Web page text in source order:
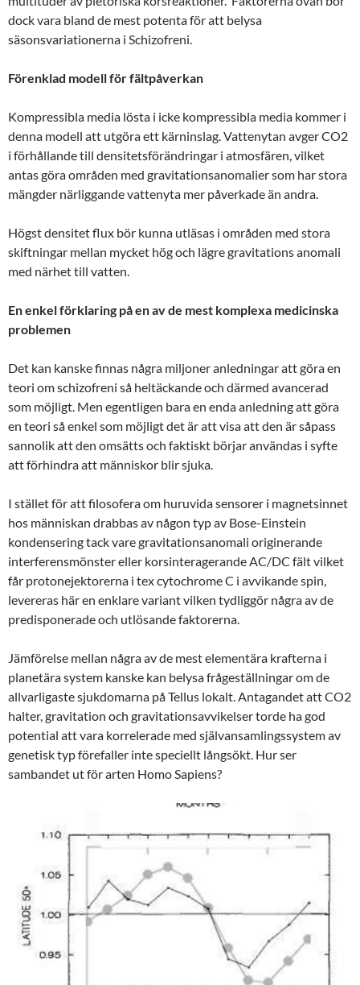
dock vara bland de mest potenta för att belysa
säsonsvariationerna i Schizofreni.
Förenklad modell för fältpåverkan
Kompressibla media lösta i icke kompressibla media kommer i
denna modell att utgöra ett kärninslag. Vattenytan avger CO2
i förhållande till densitetsförändringar i atmosfären, vilket
antas göra områden med gravitationsanomalier som har stora
mängder närliggande vattenyta mer påverkade än andra.
Högst densitet flux bör kunna utläsas i områden med stora
skiftningar mellan mycket hög och lägre gravitations anomali
med närhet till vatten.
En enkel förklaring på en av de mest komplexa medicinska
problemen
Det kan kanske finnas några miljoner anledningar att göra en
teori om schizofreni så heltäckande och därmed avancerad
som möjligt. Men egentligen bara en enda anledning att göra
en teori så enkel som möjligt det är att visa att den är såpass
sannolik att den omsätts och faktiskt börjar användas i syfte
att förhindra att människor blir sjuka.
I stället för att filosofera om huruvida sensorer i magnetsinnet
hos människan drabbas av någon typ av Bose-Einstein
kondensering tack vare gravitationsanomali originerande
interferensmönster eller korsinteragerande AC/DC fält vilket
får protonejektorerna i tex cytochrome C i avvikande spin,
levereras här en enklare variant vilken tydliggör några av de
predisponerade och utlösande faktorerna.
Jämförelse mellan några av de mest elementära krafterna i
planetära system kanske kan belysa frågeställningar om de
allvarligaste sjukdomarna på Tellus lokalt. Antagandet att CO2
halter, gravitation och gravitationsavvikelser torde ha god
potential att vara korrelerade med självansamlingssystem av
genetisk typ förefaller inte speciellt långsökt. Hur ser
sambandet ut för arten Homo Sapiens?